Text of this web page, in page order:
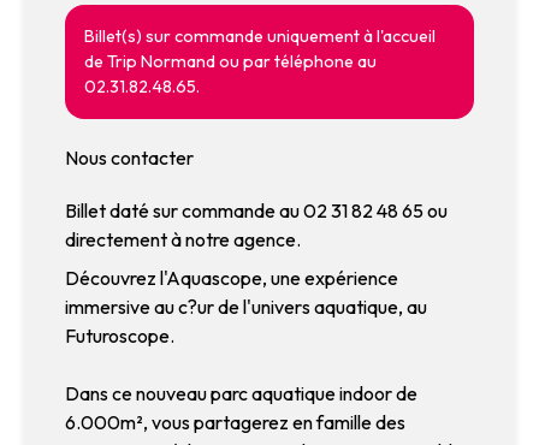
Billet(s) sur commande uniquement à l'accueil
de Trip Normand ou par téléphone au
02.31.82.48.65.
Nous contacter
Billet daté sur commande au 02 31 82 48 65 ou
directement à notre agence.
Découvrez l'Aquascope, une expérience
immersive au c?ur de l'univers aquatique, au
Futuroscope.
Dans ce nouveau parc aquatique indoor de
6.000m², vous partagerez en famille des